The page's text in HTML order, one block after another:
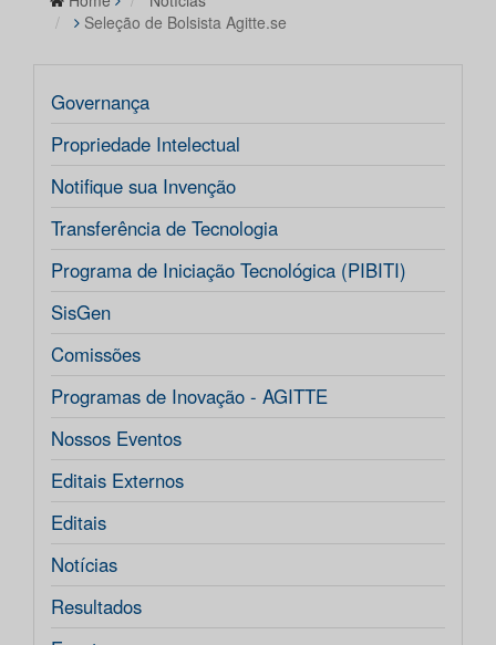
Seleção de Bolsista Agitte.se
Governança
Propriedade Intelectual
Notifique sua Invenção
Transferência de Tecnologia
Programa de Iniciação Tecnológica (PIBITI)
SisGen
Comissões
Programas de Inovação - AGITTE
Nossos Eventos
Editais Externos
Editais
Notícias
Resultados